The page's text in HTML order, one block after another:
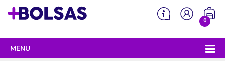
0
Sua mochila está vazia!
MENU